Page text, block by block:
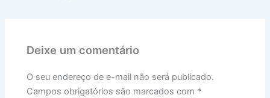
Deixe um comentário
O seu endereço de e-mail não será publicado.
Campos obrigatórios são marcados com *